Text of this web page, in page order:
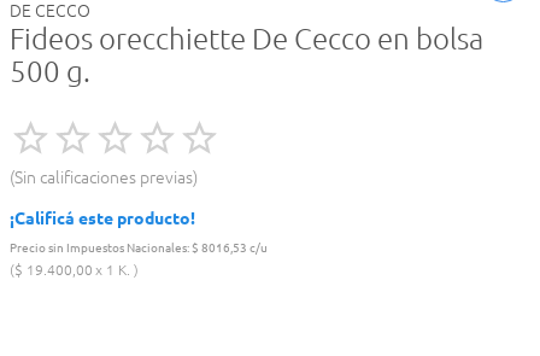
DE CECCO
Fideos orecchiette De Cecco en bolsa
500 g.
Sin calificaciones previas
¡Calificá este producto!
Precio sin Impuestos Nacionales:$ 8016,53 c/u
$ 19.400,00 1 K.